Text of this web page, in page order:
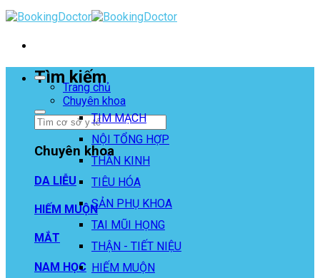
Skip
to
Tìm kiếm
Chuyên khoa
DA LIỄU
HIẾM MUỘN
MẮT
NAM HỌC
Trang chủ
Chuyên khoa
TIM MẠCH
NỘI TỔNG HỢP
THẦN KINH
TIÊU HÓA
SẢN PHỤ KHOA
TAI MŨI HỌNG
THẬN - TIẾT NIỆU
HIẾM MUỘN